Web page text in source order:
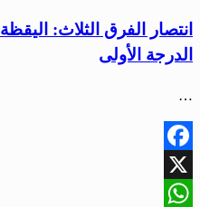
انتصار الفرق الثلاث:
الدرجة الأولى
…
Facebook
X